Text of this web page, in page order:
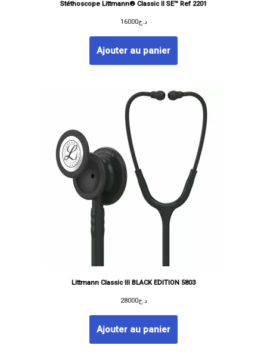
Stéthoscope Littmann® Classic II SE™ Ref 2201
د.ج16000
Ajouter au panier
Littmann Classic III BLACK EDITION 5803
د.ج28000
Ajouter au panier